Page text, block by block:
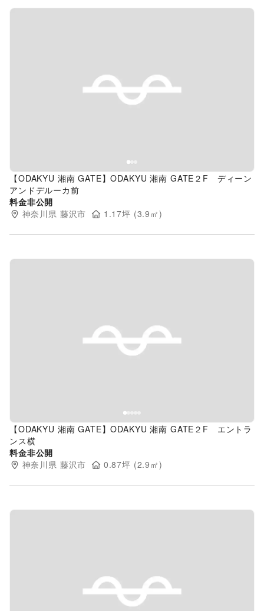
Previous slide
【ODAKYU 湘南 GATE】ODAKYU 湘南 GATE２F ディーン
アンドデルーカ前
料金非公開
神奈川県 藤沢市 1.17坪 (3.9 ㎡)
Previous slide
【ODAKYU 湘南 GATE】ODAKYU 湘南 GATE２F エントラ
ンス横
料金非公開
神奈川県 藤沢市 0.87坪 (2.9 ㎡)
Previous slide